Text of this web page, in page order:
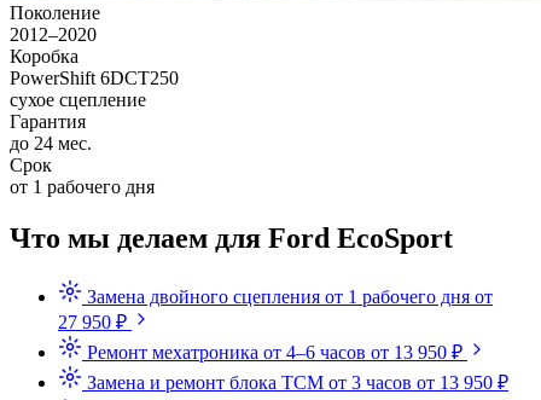
Поколение
2012–2020
Коробка
PowerShift 6DCT250
сухое сцепление
Гарантия
до 24 мес.
Срок
от 1 рабочего дня
Что мы делаем для Ford EcoSport
Замена двойного сцепления от 1 рабочего дня от
27 950 ₽
Ремонт мехатроника от 4–6 часов от 13 950 ₽
Замена и ремонт блока TCM от 3 часов от 13 950 ₽